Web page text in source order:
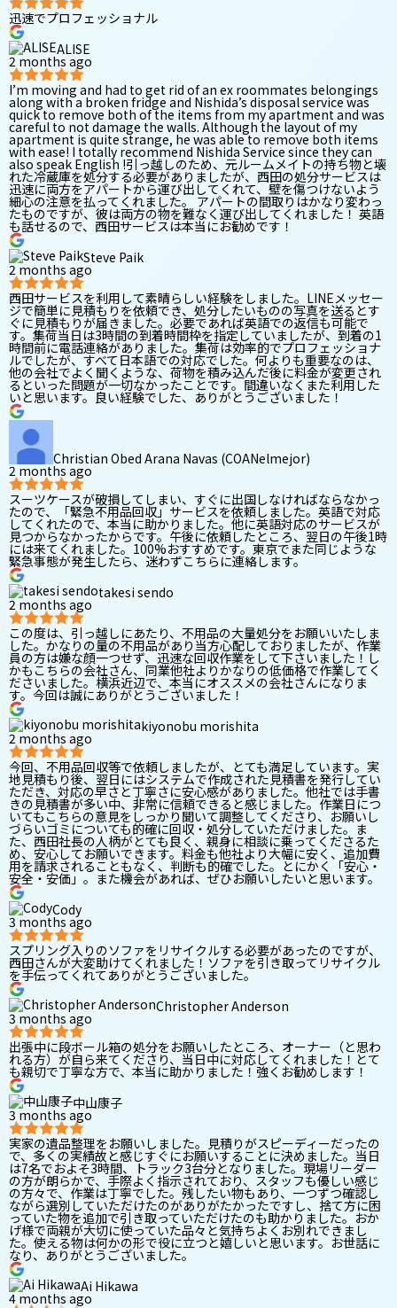
迅速でプロフェッショナル
ALISE
2 months ago
I’m moving and had to get rid of an ex roommates belongings
along with a broken fridge and Nishida’s disposal service was
quick to remove both of the items from my apartment and was
careful to not damage the walls. Although the layout of my
apartment is quite strange, he was able to remove both items
with ease! I totally recommend Nishida Service since they can
also speak English !引っ越しのため、元ルームメイトの持ち物と壊
れた冷蔵庫を処分する必要がありましたが、西田の処分サービスは
迅速に両方をアパートから運び出してくれて、壁を傷つけないよう
細心の注意を払ってくれました。 アパートの間取りはかなり変わっ
たものですが、彼は両方の物を難なく運び出してくれました！ 英語
も話せるので、西田サービスは本当にお勧めです！
Steve Paik
2 months ago
西田サービスを利用して素晴らしい経験をしました。LINEメッセー
ジで簡単に見積もりを依頼でき、処分したいものの写真を送るとす
ぐに見積もりが届きました。必要であれば英語での返信も可能で
す。集荷当日は3時間の到着時間枠を指定していましたが、到着の1
時間前に電話連絡がありました。集荷は効率的でプロフェッショナ
ルでしたが、すべて日本語での対応でした。何よりも重要なのは、
他の会社でよく聞くような、荷物を積み込んだ後に料金が変更され
るといった問題が一切なかったことです。間違いなくまた利用した
いと思います。良い経験でした、ありがとうございました！
Christian Obed Arana Navas (COANelmejor)
2 months ago
スーツケースが破損してしまい、すぐに出国しなければならなかっ
たので、「緊急不用品回収」サービスを依頼しました。英語で対応
してくれたので、本当に助かりました。他に英語対応のサービスが
見つからなかったからです。午後に依頼したところ、翌日の午後1時
には来てくれました。100%おすすめです。東京でまた同じような
緊急事態が発生したら、迷わずこちらに連絡します。
takesi sendo
2 months ago
この度は、引っ越しにあたり、不用品の大量処分をお願いいたしま
した。かなりの量の不用品があり当方心配しておりましたが、作業
員の方は嫌な顔一つせず、迅速な回収作業をして下さいました！し
かもこちらの会社さん、同業他社よりかなりの低価格で作業してく
ださいました。横浜近辺で、本当にオススメの会社さんになりま
す。今回は誠にありがとうございました！
kiyonobu morishita
2 months ago
今回、不用品回収等で依頼しましたが、とても満足しています。実
地見積もり後、翌日にはシステムで作成された見積書を発行してい
ただき、対応の早さと丁寧さに安心感がありました。他社では手書
きの見積書が多い中、非常に信頼できると感じました。作業日につ
いてもこちらの意見をしっかり聞いて調整してくださり、お願いし
づらいゴミについても的確に回収・処分していただけました。ま
た、西田社長の人柄がとても良く、親身に相談に乗ってくださるた
め、安心してお願いできます。料金も他社より大幅に安く、追加費
用を請求されることもなく、判断も的確でした。とにかく「安心・
安全・安価」。また機会があれば、ぜひお願いしたいと思います。
Cody
3 months ago
スプリング入りのソファをリサイクルする必要があったのですが、
西田さんが大変助けてくれました！ソファを引き取ってリサイクル
を手伝ってくれてありがとうございました。
Christopher Anderson
3 months ago
出張中に段ボール箱の処分をお願いしたところ、オーナー（と思わ
れる方）が自ら来てくださり、当日中に対応してくれました！とて
も親切で丁寧な方で、本当に助かりました！強くお勧めします！
中山康子
3 months ago
実家の遺品整理をお願いしました。見積りがスピーディーだったの
で、多くの実績故と感じすぐにお願いすることに決めました。当日
は7名でおよそ3時間、トラック3台分となりました。現場リーダー
の方が朗らかで、手際よく指示されており、スタッフも優しい感じ
の方々で、作業は丁寧でした。残したい物もあり、一つずつ確認し
ながら選別していただけたのがありがたかったですし、捨て方に困
っていた物を追加で引き取っていただけたのも助かりました。おか
げ様で両親が大切に使っていた品々と気持ちよくお別れできまし
た。使える物は何かの形で役に立つと嬉しいと思います。お世話に
なり、ありがとうございました。
Ai Hikawa
4 months ago